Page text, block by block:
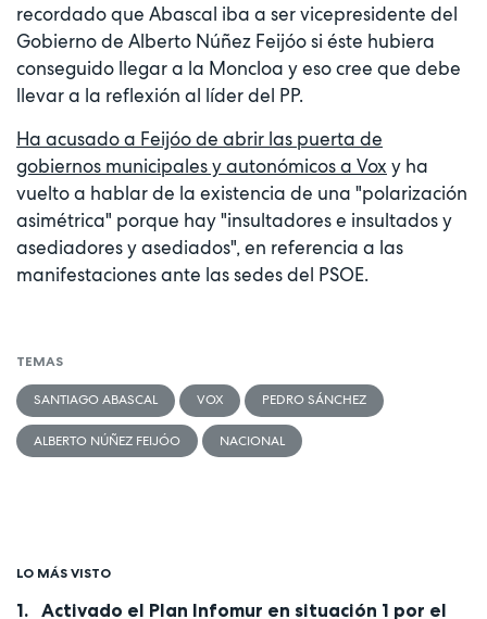
recordado que Abascal iba a ser vicepresidente del
Gobierno de Alberto Núñez Feijóo si éste hubiera
conseguido llegar a la Moncloa y eso cree que debe
llevar a la reflexión al líder del PP.
Ha acusado a Feijóo de abrir las puerta de
gobiernos municipales y autonómicos a Vox y ha
vuelto a hablar de la existencia de una "polarización
asimétrica" porque hay "insultadores e insultados y
asediadores y asediados", en referencia a las
manifestaciones ante las sedes del PSOE.
TEMAS
SANTIAGO ABASCAL VOX PEDRO SÁNCHEZ
ALBERTO NÚÑEZ FEIJÓO NACIONAL
LO MÁS VISTO
Activado el Plan Infomur en situación 1 por el